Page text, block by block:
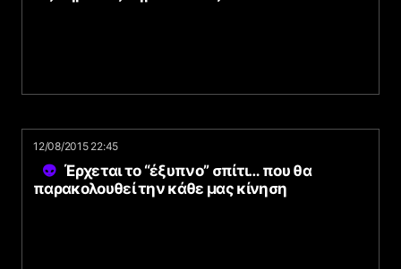
12/08/2015 22:45
Έρχεται το “έξυπνο” σπίτι… που θα
παρακολουθεί την κάθε μας κίνηση